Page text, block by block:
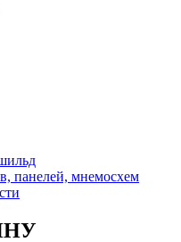
панелей, мнемосхем